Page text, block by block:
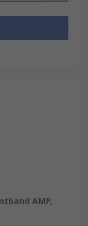
AMP,